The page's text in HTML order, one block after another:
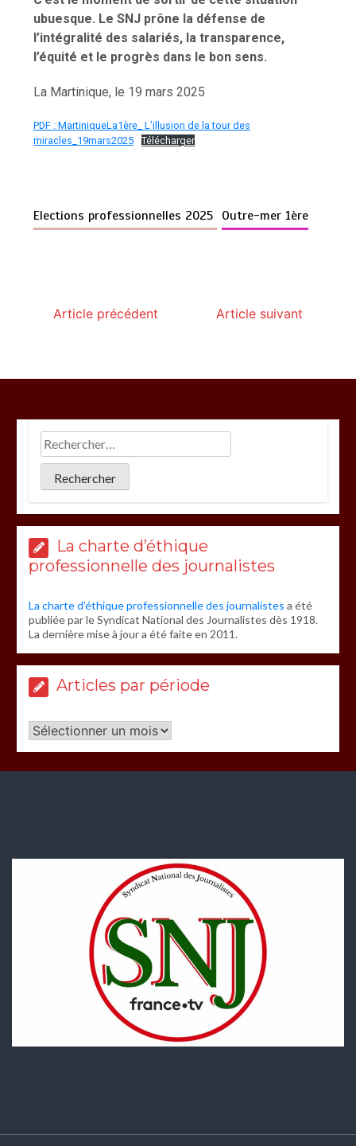
ubuesque. Le SNJ prône la défense de
l’intégralité des salariés, la transparence,
l’équité et le progrès dans le bon sens.
La Martinique, le 19 mars 2025
PDF : MartiniqueLa1ère_ L’illusion de la tour des
miracles_19mars2025
Télécharger
Elections professionnelles 2025 Outre-mer 1ère
Article précédent Article suivant
La charte d’éthique
professionnelle des journalistes
La charte d’éthique professionnelle des journalistes a été
publiée par le Syndicat National des Journalistes dès 1918.
La dernière mise à jour a été faite en 2011.
Articles par période
Articles
par
période